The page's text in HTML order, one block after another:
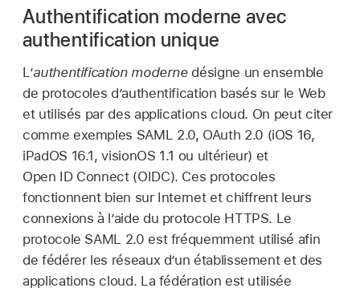
Authentification moderne avec
authentification unique
L’authentification modernedésigne un ensemble
de protocoles d’authentification basés sur le Web
et utilisés par des applications cloud. On peut citer
comme exemples SAML 2.0, OAuth 2.0 (iOS 16,
iPadOS 16.1,visionOS 1.1 ou ultérieur) et
Open ID Connect (OIDC). Ces protocoles
fonctionnent bien sur Internet et chiffrent leurs
connexions à l’aide du protocole HTTPS. Le
protocole SAML 2.0 est fréquemment utilisé afin
de fédérer les réseaux d’un établissement et des
applications cloud. La fédération est utilisée